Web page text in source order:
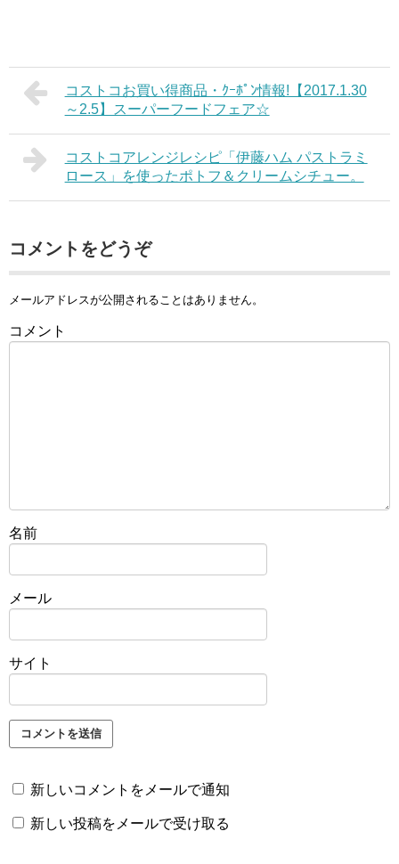
コストコお買い得商品・ｸｰﾎﾟﾝ情報!【2017.1.30
～2.5】スーパーフードフェア☆
コストコアレンジレシピ「伊藤ハム パストラミ
ロース」を使ったポトフ＆クリームシチュー。
コメントをどうぞ
メールアドレスが公開されることはありません。
コメント
名前
メール
サイト
新しいコメントをメールで通知
新しい投稿をメールで受け取る